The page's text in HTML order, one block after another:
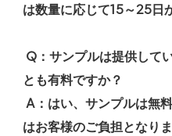
は数量に応じて15～25日
とも有料ですか？
はお客様のご負担となり